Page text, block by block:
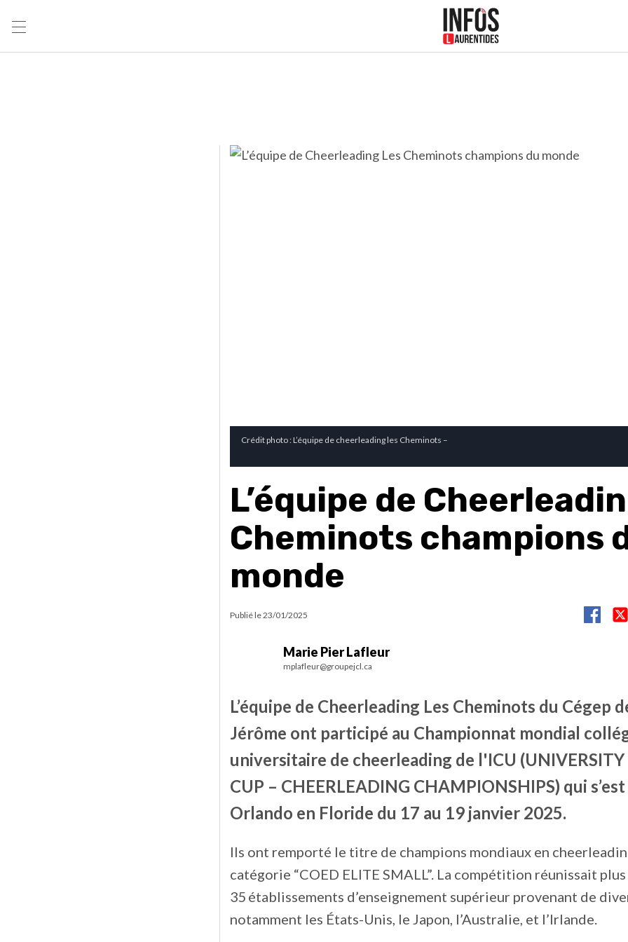
Crédit photo : L’équipe de cheerleading les Cheminots –
L’équipe de
Cheminots champions
monde
Publié le23/01/2025
Marie Pier Lafleur
mplafleur@groupejcl.ca
L’équipe de Cheerleading Les Cheminots du Cégep
Jérôme ont participé au Championnat mondial
universitaire de cheerleading de l'ICU
CUP – CHEERLEADING CHAMPIONSHIPS) qui
Orlando en Floride du 17 au 19 janvier 2025.
Ils ont remporté le titre de champions mondiaux en
catégorie “COED ELITE SMALL”. La compétition réunissait
35 établissements d’enseignement supérieur provenant de
notamment les États-Unis, le Japon, l’Australie, et l’Irlande.